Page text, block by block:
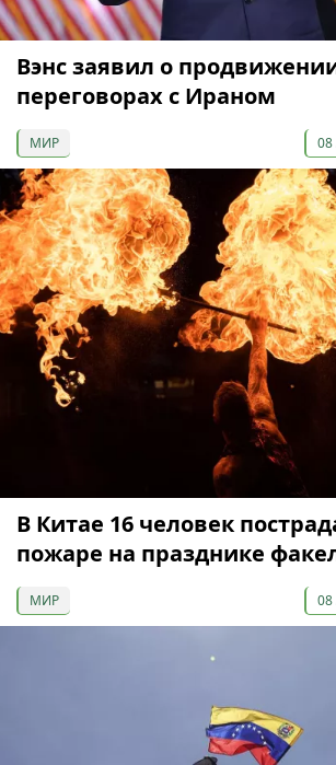
Вэнс заявил о
переговорах с Ираном
МИР 08
В Китае 16 человек
пожаре на празднике
МИР 08